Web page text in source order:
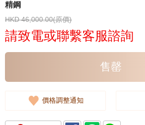
精鋼
HKD 46,000.00(原價)
請致電或聯繫客服諮詢
售罄
價格調整通知